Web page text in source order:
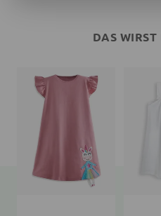
DAS